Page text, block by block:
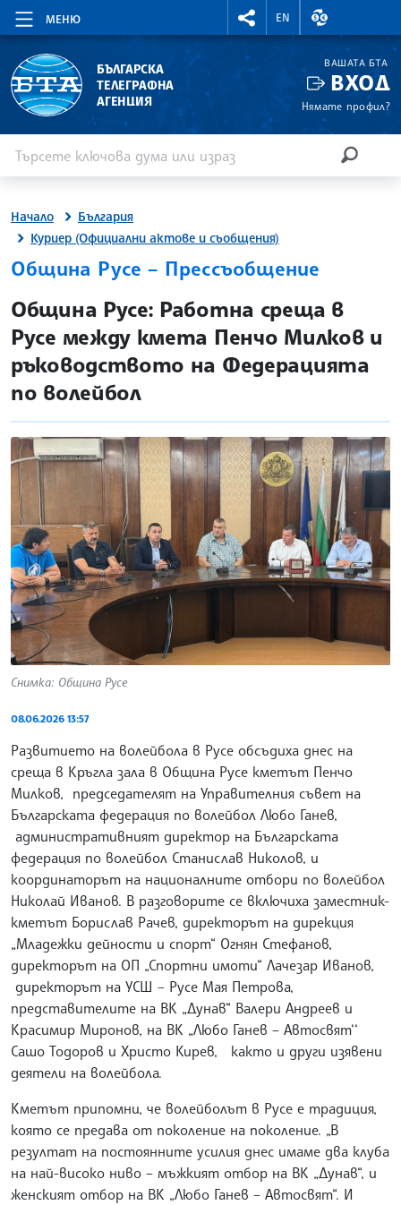
МЕНЮ
RIGHTMENU.SOCIAL
EN
ВАЛУТНИ
БЪЛГАРСКА
ТЕЛЕГРАФНА
АГЕНЦИЯ
ВАШАТА БТА
ВХОД
Нямате профил?
Начало
България
Куриер (Официални актове и съобщения)
Община Русе – Прессъобщение
site.bta
Община Русе: Работна среща в
Русе между кмета Пенчо Милков и
ръководството на Федерацията
по волейбол
Снимка: Община Русе
08.06.2026 13:57
Развитието на волейбола в Русе обсъдиха днес на
среща в Кръгла зала в Община Русе кметът Пенчо
Милков, председателят на Управителния съвет на
Българската федерация по волейбол Любо Ганев,
административният директор на Българската
федерация по волейбол Станислав Николов, и
координаторът на националните отбори по волейбол
Николай Иванов. В разговорите се включиха заместник-
кметът Борислав Рачев, директорът на дирекция
„Младежки дейности и спорт“ Огнян Стефанов,
директорът на ОП „Спортни имоти“ Лачезар Иванов,
директорът на УСШ – Русе Мая Петрова,
представителите на ВК „Дунав“ Валери Андреев и
Красимир Миронов, на ВК „Любо Ганев – Автосвят‘‘
Сашо Тодоров и Христо Кирев, както и други изявени
деятели на волейбола.
Кметът припомни, че волейболът в Русе е традиция,
която се предава от поколение на поколение. „В
резултат на постоянните усилия днес имаме два клуба
на най-високо ниво – мъжкият отбор на ВК „Дунав“, и
женският отбор на ВК „Любо Ганев – Автосвят“. И